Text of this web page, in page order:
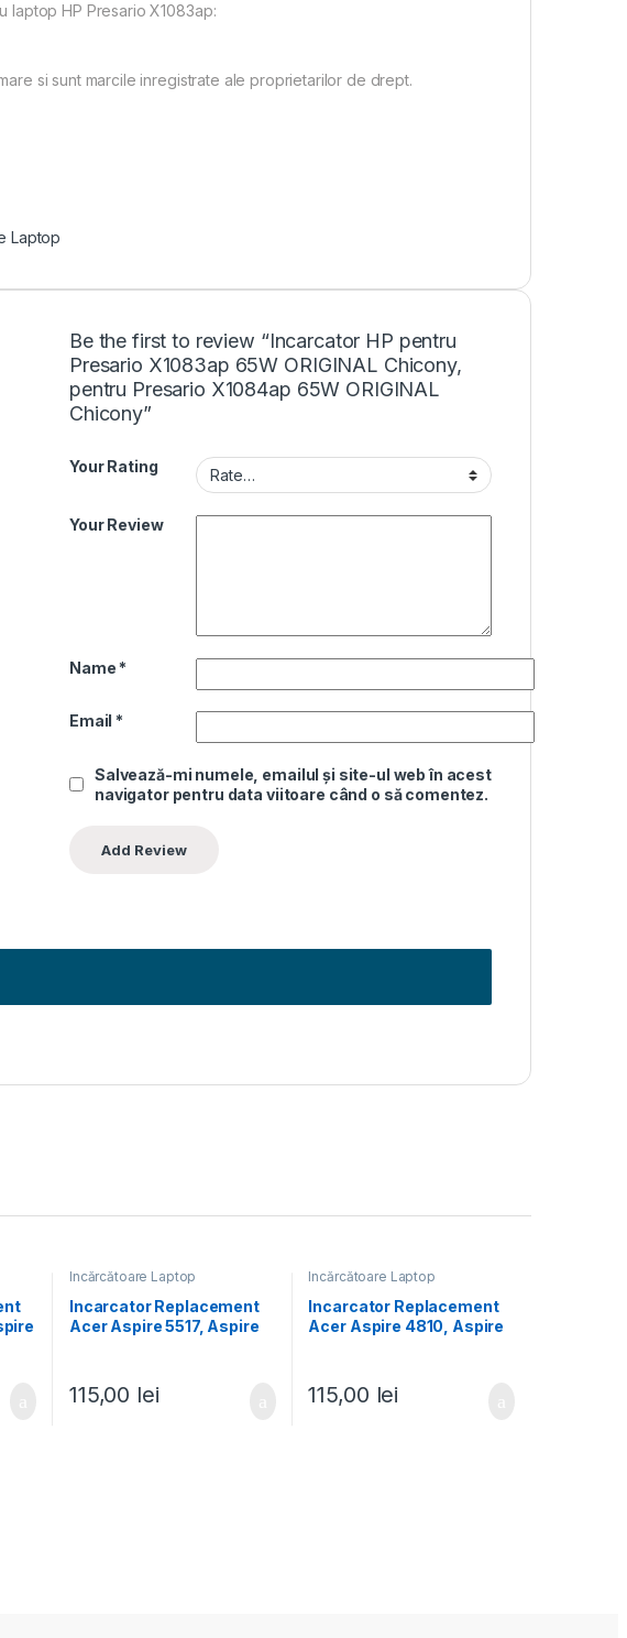
laptop HP Presario X1083ap:
si sunt marcile inregistrate ale proprietarilor de drept.
Laptop
Be the first to review “Incarcator HP pentru
Presario X1083ap 65W ORIGINAL Chicony,
pentru Presario X1084ap 65W ORIGINAL
Chicony”
Your Rating
Your Review
Name *
Email *
Salvează-mi numele, emailul și site-ul web în acest
navigator pentru data viitoare când o să comentez.
Încărcătoare Laptop
Incarcator Replacement
Acer Aspire 5517, Aspire
5532zg, Aspire 5534,
Aspire 5535, Aspire 5538
115,00 lei
Încărcătoare Laptop
Incarcator Replacement
Acer Aspire 4810, Aspire
Aspire 4810TZG, Aspire
4820 Timeline
115,00 lei